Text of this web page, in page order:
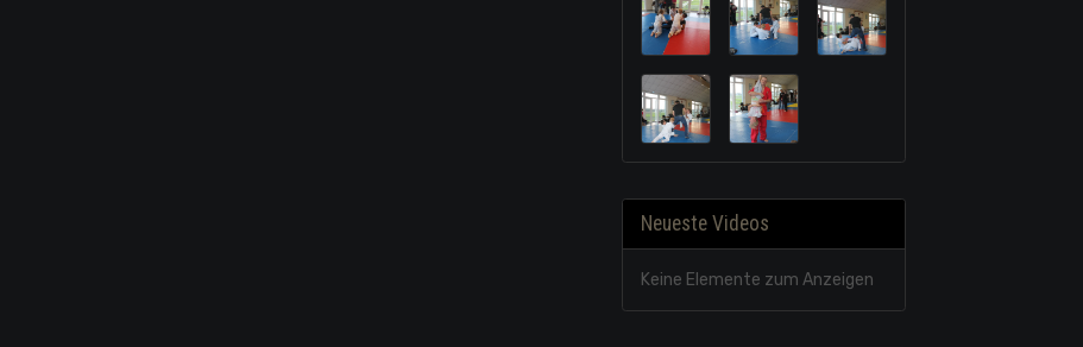
Neueste Videos
Keine Elemente zum Anzeigen